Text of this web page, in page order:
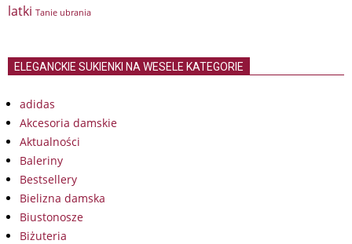
latki Tanie ubrania
ELEGANCKIE SUKIENKI NA WESELE KATEGORIE
adidas
Akcesoria damskie
Aktualności
Baleriny
Bestsellery
Bielizna damska
Biustonosze
Biżuteria